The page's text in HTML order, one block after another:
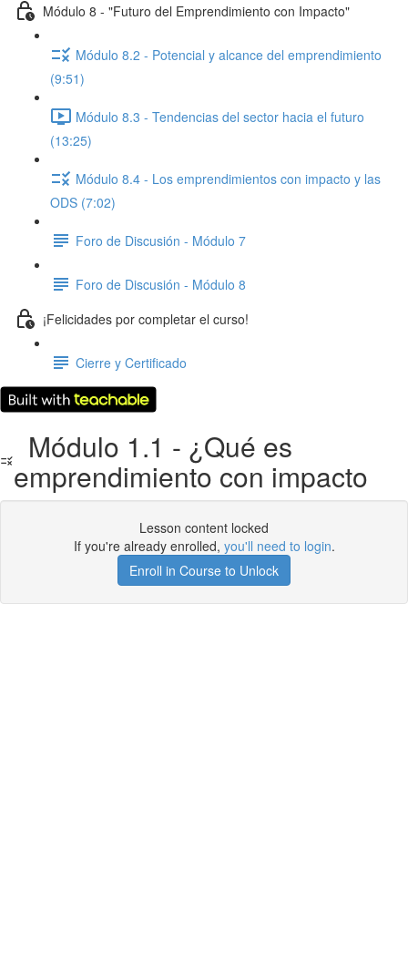
Módulo 8 - "Futuro del Emprendimiento con Impacto"
Módulo 8.2 - Potencial y alcance del emprendimiento
(9:51)
Módulo 8.3 - Tendencias del sector hacia el futuro
(13:25)
Módulo 8.4 - Los emprendimientos con impacto y las
ODS (7:02)
Foro de Discusión - Módulo 7
Foro de Discusión - Módulo 8
¡Felicidades por completar el curso!
Cierre y Certificado
Módulo 1.1 - ¿Qué es
emprendimiento con impacto
Lesson content locked
If you're already enrolled, you'll need to login.
Enroll in Course to Unlock